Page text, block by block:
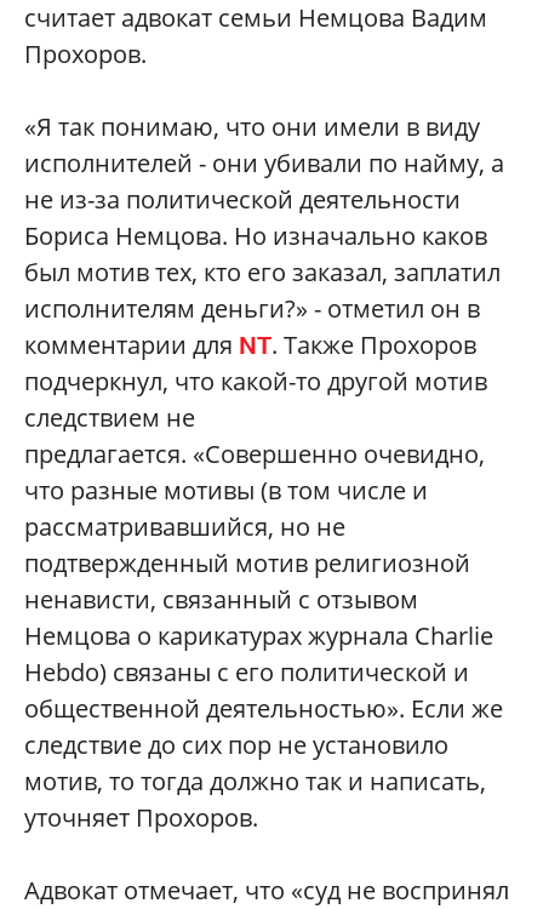
считает адвокат семьи Немцова Вадим
Прохоров.
«Я так понимаю, что они имели в виду
исполнителей - они убивали по найму, а
не из-за политической деятельности
Бориса Немцова. Но изначально каков
был мотив тех, кто его заказал, заплатил
исполнителям деньги?» - отметил он в
комментарии для NT. Также Прохоров
подчеркнул, что какой-то другой мотив
следствием не
предлагается. «Совершенно очевидно,
что разные мотивы (в том числе и
рассматривавшийся, но не
подтвержденный мотив религиозной
ненависти, связанный с отзывом
Немцова о карикатурах журнала Charlie
Hebdo) связаны с его политической и
общественной деятельностью». Если же
следствие до сих пор не установило
мотив, то тогда должно так и написать,
уточняет Прохоров.
Адвокат отмечает, что «суд не воспринял